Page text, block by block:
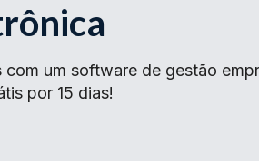
um software de gestão
por 15 dias!